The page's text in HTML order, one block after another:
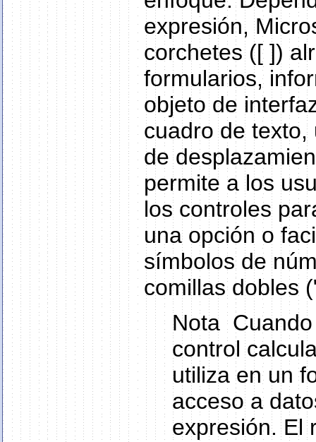
expresión,
corchetes ([ ])
formularios,
objeto de
cuadro de
de
permite a los
los controles
una opción o
símbolos de
comillas dobles
Nota
control
utiliza en un
acceso a
expresión. El